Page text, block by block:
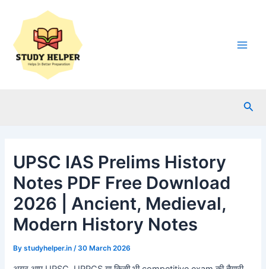
content
UPSC IAS Prelims History
Notes PDF Free Download
2026 | Ancient, Medieval,
Modern History Notes
Bystudyhelper.in/30 March 2026